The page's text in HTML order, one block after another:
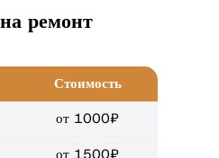
ремонт
Стоимость
от 1000₽